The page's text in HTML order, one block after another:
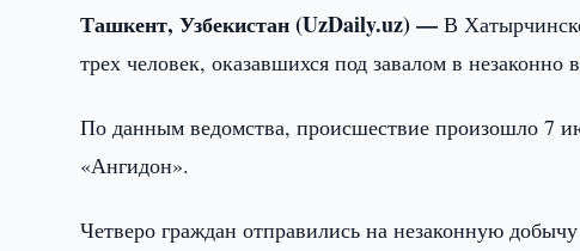
Ташкент, Узбекистан (UzDaily.uz) —В
трех человек, оказавшихся под завалом в
По данным ведомства, происшествие произошло 7
«Ангидон».
Четверо граждан отправились на незаконную